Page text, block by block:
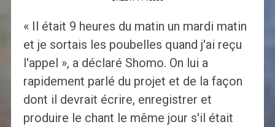
« Il était 9 heures du matin un mardi matin
et je sortais les poubelles quand j'ai reçu
l'appel », a déclaré Shomo. On lui a
rapidement parlé du projet et de la façon
dont il devrait écrire, enregistrer et
produire le chant le même jour s'il était